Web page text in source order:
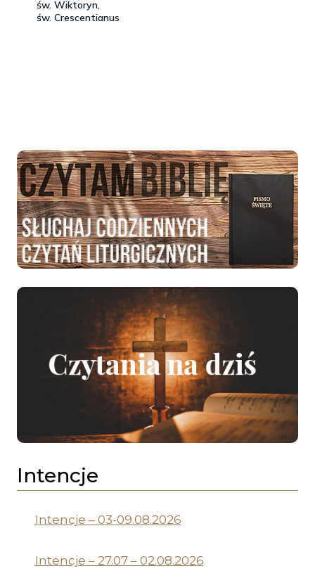
Intencje
Intencje – 03-09.08.2026
Intencje – 27.07 – 02.08.2026